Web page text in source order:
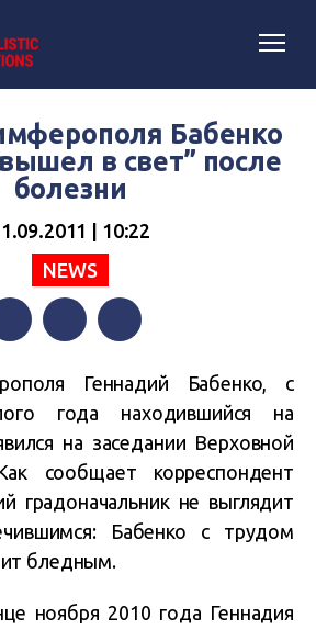
Бабенко
в свет” после
болезни
| 10:22
NEWS
Геннадий Бабенко, с
года находившийся на
на заседании Верховной
сообщает корреспондент
градоначальник не выглядит
Бабенко с трудом
бледным.
ноября 2010 года Геннадия